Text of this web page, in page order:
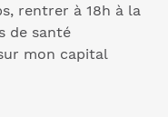
rentrer à 18h à la
de santé
mon capital